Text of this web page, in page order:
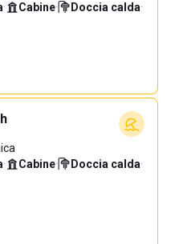
· Cabine· Doccia calda·
· Cabine· Doccia calda·